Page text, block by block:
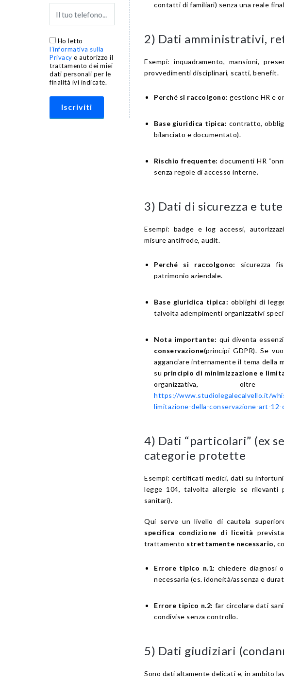
Ho letto
l’informativa sulla
Privacy e autorizzo il
trattamento dei miei
dati personali per le
finalità ivi indicate.
contatti di familiari) senza una reale
2) Dati amministrativi,
Esempi: inquadramento, mansioni,
provvedimenti disciplinari, scatti, benefit.
Perché si raccolgono: gestione HR e
Base giuridica tipica: contratto,
bilanciato e documentato).
Rischio frequente: documenti HR
senza regole di accesso interne.
3) Dati di sicurezza e
Esempi: badge e log accessi,
misure antifrode, audit.
Perché si raccolgono: sicurezza
patrimonio aziendale.
Base giuridica tipica: obblighi di
talvolta adempimenti organizzativi
Nota importante: qui diventa
conservazione(principi GDPR). Se
agganciare internamente il tema della
su principio di minimizzazione e
organizzativa,
https://www.studiolegalecalvello.it/
limitazione-della-conservazione-art-12-
4) Dati “particolari” (ex
categorie protette
Esempi: certificati medici, dati su
legge 104, talvolta allergie se rilevanti
sanitari).
Qui serve un livello di cautela
specifica condizione di liceità
trattamento strettamente necessario,
Errore tipico n.1: chiedere diagnosi
necessaria (es. idoneità/assenza e
Errore tipico n.2: far circolare dati
condivise senza controllo.
5) Dati giudiziari
Sono dati altamente delicati e, in ambito